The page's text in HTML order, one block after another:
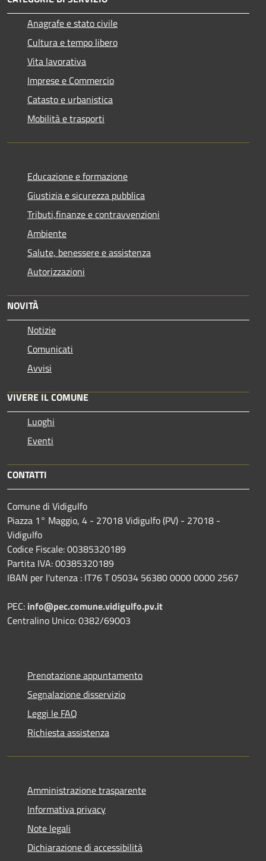
Anagrafe e stato civile
Cultura e tempo libero
Vita lavorativa
Imprese e Commercio
Catasto e urbanistica
Mobilità e trasporti
Educazione e formazione
Giustizia e sicurezza pubblica
Tributi,finanze e contravvenzioni
Ambiente
Salute, benessere e assistenza
Autorizzazioni
NOVITÀ
Notizie
Comunicati
Avvisi
VIVERE IL COMUNE
Luoghi
Eventi
CONTATTI
Comune di Vidigulfo
Piazza 1° Maggio, 4 - 27018 Vidigulfo (PV) - 27018 -
Vidigulfo
Codice Fiscale: 00385320189
Partita IVA: 00385320189
IBAN per l'utenza : IT76 T 05034 56380 0000 0000 2567
PEC: info@pec.comune.vidigulfo.pv.it
Centralino Unico: 0382/69003
Prenotazione appuntamento
Segnalazione disservizio
Leggi le FAQ
Richiesta assistenza
Amministrazione trasparente
Informativa privacy
Note legali
Dichiarazione di accessibilità